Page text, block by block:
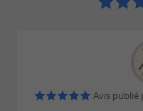
Avis publié